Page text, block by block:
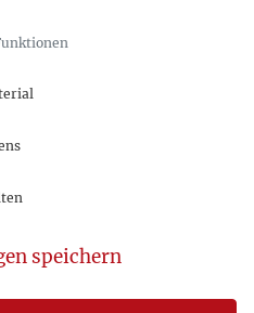
speichern